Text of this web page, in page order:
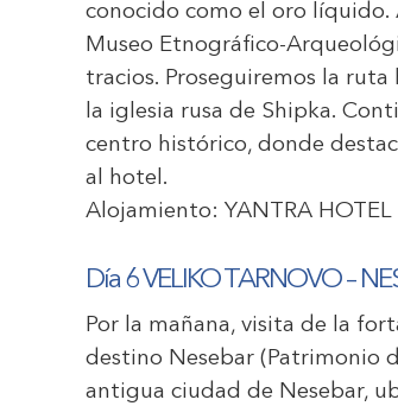
conocido como el oro líquido.
Museo Etnográfico-
tracios. Proseguiremos la
la iglesia rusa de Shipka.
centro histórico, donde
al hotel.
Alojamiento: YANTRA HOTEL
Día 6 VELIKO TARNOVO –
Por la mañana, visita de la
destino Nesebar (Patrimonio
antigua ciudad de Nesebar,